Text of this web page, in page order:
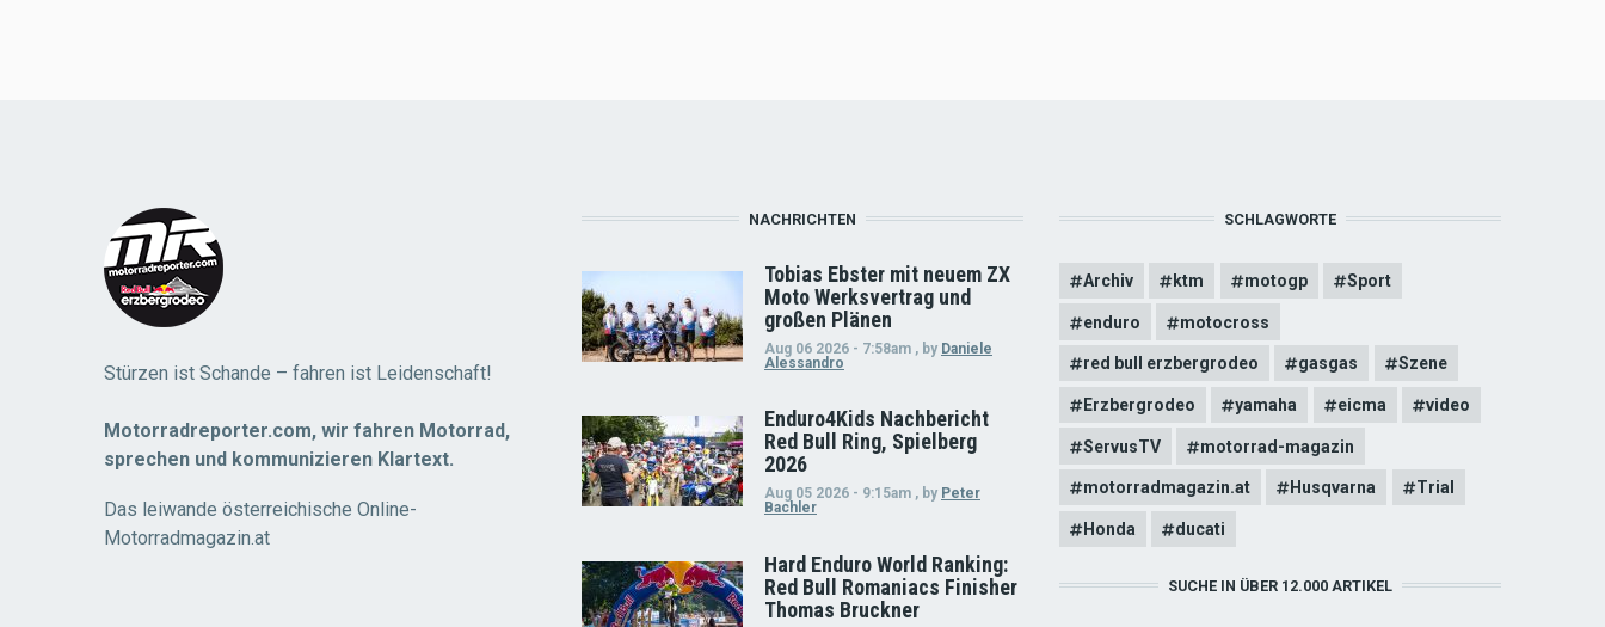
Stürzen ist Schande – fahren ist Leidenschaft!
Motorradreporter.com, wir fahren Motorrad,
sprechen und kommunizieren Klartext.
Das leiwande österreichische Online-
Motorradmagazin.at
NACHRICHTEN
Tobias Ebster mit neuem ZX
Moto Werksvertrag und
großen Plänen
Aug 06 2026 - 7:58am , by Daniele
Alessandro
Enduro4Kids Nachbericht
Red Bull Ring, Spielberg
2026
Aug 05 2026 - 9:15am , by Peter
Bachler
Hard Enduro World Ranking:
Red Bull Romaniacs Finisher
Thomas Bruckner
SCHLAGWORTE
Archiv ktm motogp Sport
enduro motocross
red bull erzbergrodeo gasgas Szene
Erzbergrodeo yamaha eicma video
ServusTV motorrad-magazin
motorradmagazin.at Husqvarna Trial
Honda ducati
SUCHE IN ÜBER 12.000 ARTIKEL